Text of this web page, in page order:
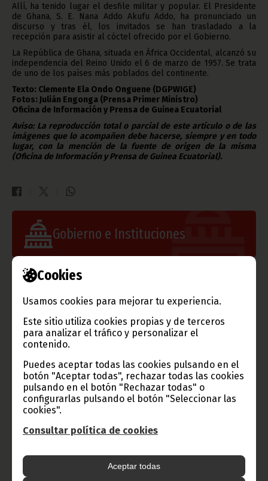
Cookies
Usamos cookies para mejorar tu experiencia.
Este sitio utiliza cookies propias y de terceros
para analizar el tráfico y personalizar el
contenido.
Puedes aceptar todas las cookies pulsando en el
botón "Aceptar todas", rechazar todas las cookies
pulsando en el botón "Rechazar todas" o
configurarlas pulsando el botón "Seleccionar las
cookies".
Consultar política de cookies
Aceptar todas
Allí, ha tenido lugar el desfile militar y popular. El Presidente
de Ghana, S. E. Nana Addo Akufu Addo, ha pronunciado un
discurso y tras él, los invitados se han trasladado a la
recepción para asistir al cóctel ofrecido por el Gobierno.
La República de Ghana, situada en África Occidental, alcanzó su
independencia del Reino Unido el 6 de marzo de 1957. Se trata
de uno de los países más poblados del continente.
Texto: Clemente Ela Ondo Onguene (DGPWIGE)
Fotos: Julián Engonga (Prensa Primer Ministro)
Oficina de Información y Prensa de Guinea Ecuatorial
Aviso: La reproducción total o parcial de este artículo o de las
imágenes que lo acompañen debe hacerse, siempre y en todo
lugar, con la mención de la fuente de origen de la misma
(Oficina de Información y Prensa de Guinea Ecuatorial).
Gobierno e Instituciones
Información de Guinea Ecuatorial
Radio Nacional de Guinea
Ecuatorial
Haz click aquí para escuchar ahora